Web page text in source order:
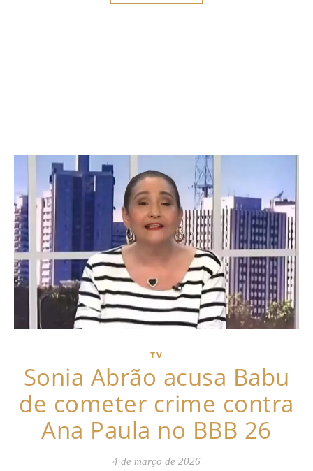
TV
Sonia Abrão acusa Babu
de cometer crime contra
Ana Paula no BBB 26
4 de março de 2026